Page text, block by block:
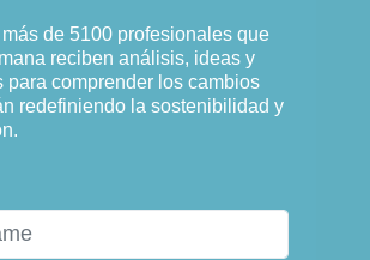
de 5100 profesionales que
reciben análisis, ideas y
para comprender los cambios
redefiniendo la sostenibilidad y